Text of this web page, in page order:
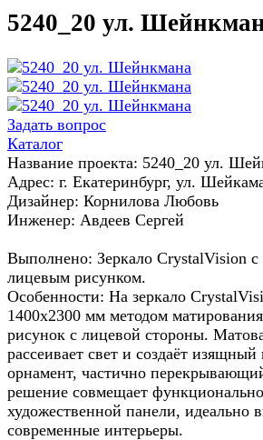
5240_20 ул.
Задать вопрос
Каталог
Название проекта: 5240_20 ул.
Адрес: г. Екатеринбург, ул.
Дизайнер: Корнилова Любовь
Инженер: Авдеев Сергей
Выполнено: Зеркало CrystalVision
лицевым рисунком.
Особенности: На зеркало
1400x2300 мм методом
рисунок с лицевой стороны.
рассеивает свет и создаёт изящный
орнамент, частично
решение совмещает
художественной панели, идеально
современные интерьеры.